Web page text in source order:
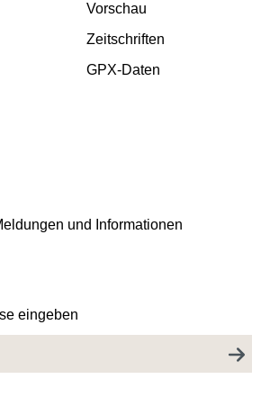
Vorschau
Zeitschriften
GPX-Daten
und Informationen
eingeben